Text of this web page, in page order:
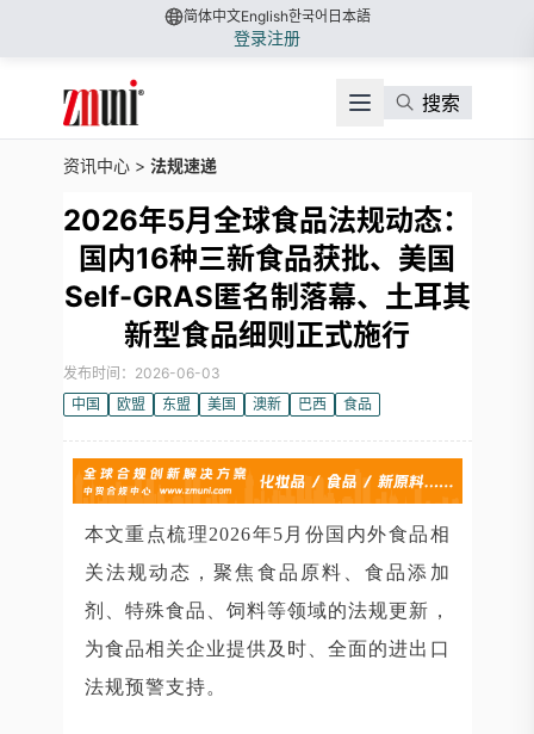
简体中文English한국어 日本語
登录注册
搜索
资讯中心 > 法规速递
2026年5月全球食品法规动态：
国内16种三新食品获批、美国
Self-GRAS匿名制落幕、土耳其
新型食品细则正式施行
发布时间：2026-06-03
中国
欧盟 东盟 美国 澳新 巴西 食品
本文重点梳理2026年5月份国内外食品相
关法规动态，聚焦食品原料、食品添加
剂、特殊食品、饲料等领域的法规更新，
为食品相关企业提供及时、全面的进出口
法规预警支持。